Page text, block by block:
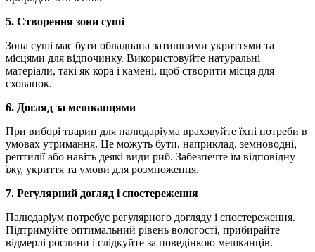
5. Створення зони суші
Зона суші має бути обладнана затишними укриттями та
місцями для відпочинку. Використовуйте натуральні
матеріали, такі як кора і камені, щоб створити місця для
схованок.
6. Догляд за мешканцями
При виборі тварин для палюдаріума враховуйте їхні потреби в
умовах утримання. Це можуть бути, наприклад, земноводні,
рептилії або навіть деякі види риб. Забезпечте їм відповідну
їжу, укриття та умови для розмноження.
7. Регулярний догляд і спостереження
Палюдаріум потребує регулярного догляду і спостереження.
Підтримуйте оптимальний рівень вологості, прибирайте
відмерлі рослини і слідкуйте за поведінкою мешканців.